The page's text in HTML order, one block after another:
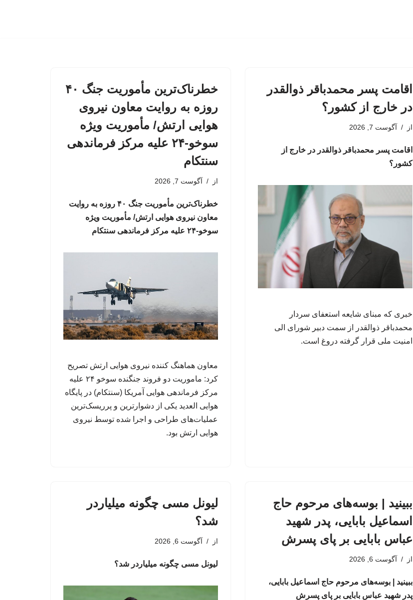
اقامت پسر محمدباقر ذوالقدر
در خارج از کشور؟
از آگوست 7, 2026
اقامت پسر محمدباقر ذوالقدر در خارج از
کشور؟
خبری که مبنای شایعه استعفای سردار
محمدباقر ذوالقدر از سمت دبیر شورای الی
امنیت ملی قرار گرفته دروغ است.
خطرناک‌ترین مأموریت جنگ ۴۰
روزه به روایت معاون نیروی
هوایی ارتش/ مأموریت ویژه
سوخو-۲۴ علیه مرکز فرماندهی
سنتکام
از آگوست 7, 2026
خطرناک‌ترین مأموریت جنگ ۴۰ روزه به روایت
معاون نیروی هوایی ارتش/ مأموریت ویژه
سوخو-۲۴ علیه مرکز فرماندهی سنتکام
معاون هماهنگ کننده نیروی هوایی ارتش تصریح
کرد: ماموریت دو فروند جنگنده سوخو ۲۴ علیه
مرکز فرماندهی هوایی آمریکا (سنتکام) در پایگاه
هوایی العدید یکی از دشوارترین و پرریسک‌ترین
عملیات‌های طراحی و اجرا شده توسط نیروی
هوایی ارتش بود.
ببینید | بوسه‌های مرحوم حاج
اسماعیل بابایی، پدر شهید
عباس بابایی بر پای پسرش
از آگوست 6, 2026
ببینید | بوسه‌های مرحوم حاج اسماعیل بابایی،
پدر شهید عباس بابایی بر پای پسرش
لیونل مسی چگونه میلیاردر
شد؟
از آگوست 6, 2026
لیونل مسی چگونه میلیاردر شد؟